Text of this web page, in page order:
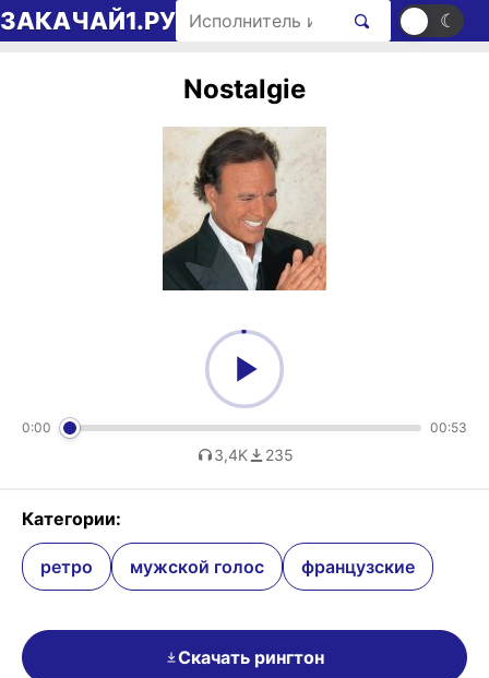
Перейти к содержимому
ЗАКАЧАЙ1.РУ Поиск рингтонов ☀ ☾
Nostalgie
0:00 00:53
3,4K 235
Категории:
ретро мужской голос французские
Скачать рингтон